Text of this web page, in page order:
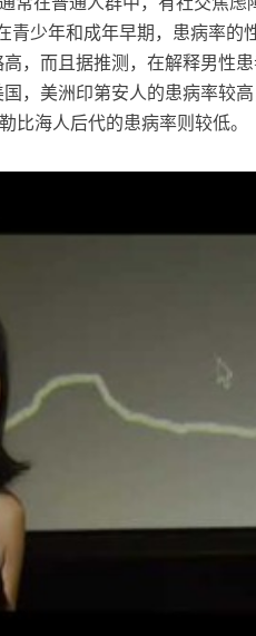
青少年和成年早期，患病率的
，而且据推测，在解释男性
，美洲印第安人的患病率较
比海人后代的患病率则较低。